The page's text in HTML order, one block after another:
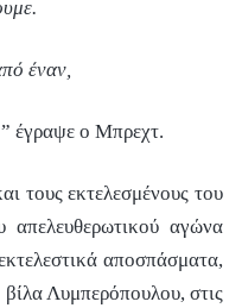
έναν,
” έγραψε ο Μπρεχτ.
τους εκτελεσμένους του
αγώνα
αποσπάσματα,
βίλα Λυμπερόπουλου, στις